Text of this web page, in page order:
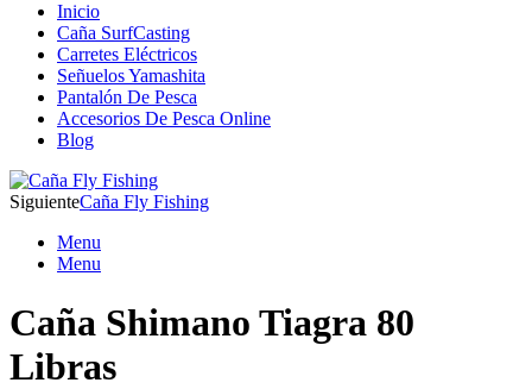
Inicio
Caña SurfCasting
Carretes Eléctricos
Señuelos Yamashita
Pantalón De Pesca
Accesorios De Pesca Online
Blog
SiguienteCaña Fly Fishing
Menu
Menu
Caña Shimano Tiagra 80
Libras